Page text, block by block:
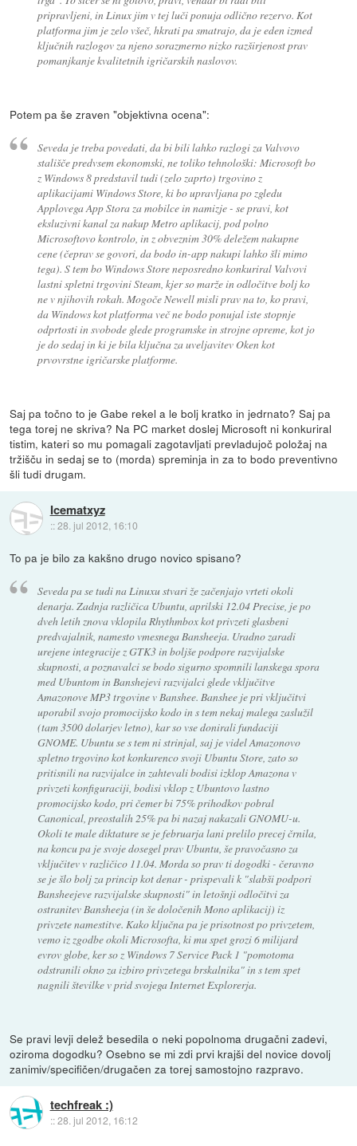
pripravljeni, in Linux jim v tej luči ponuja odlično rezervo. Kot
platforma jim je zelo všeč, hkrati pa smatrajo, da je eden izmed
ključnih razlogov za njeno sorazmerno nizko razširjenost prav
pomanjkanje kvalitetnih igričarskih naslovov.
Potem pa še zraven "objektivna ocena":
Seveda je treba povedati, da bi bili lahko razlogi za Valvovo
stališče predvsem ekonomski, ne toliko tehnološki: Microsoft bo
z Windows 8 predstavil tudi (zelo zaprto) trgovino z
aplikacijami Windows Store, ki bo upravljana po zgledu
Applovega App Stora za mobilce in namizje - se pravi, kot
eksluzivni kanal za nakup Metro aplikacij, pod polno
Microsoftovo kontrolo, in z obveznim 30% deležem nakupne
cene (čeprav se govori, da bodo in-app nakupi lahko šli mimo
tega). S tem bo Windows Store neposredno konkuriral Valvovi
lastni spletni trgovini Steam, kjer so marže in odločitve bolj ko
ne v njihovih rokah. Mogoče Newell misli prav na to, ko pravi,
da Windows kot platforma več ne bodo ponujal iste stopnje
odprtosti in svobode glede programske in strojne opreme, kot jo
je do sedaj in ki je bila ključna za uveljavitev Oken kot
prvovrstne igričarske platforme.
Saj pa točno to je Gabe rekel a le bolj kratko in jedrnato? Saj pa
tega torej ne skriva? Na PC market doslej Microsoft ni konkuriral
tistim, kateri so mu pomagali zagotavljati prevladujoč položaj na
tržišču in sedaj se to (morda) spreminja in za to bodo preventivno
šli tudi drugam.
Icematxyz
::28. jul 2012, 16:10
To pa je bilo za kakšno drugo novico spisano?
Seveda pa se tudi na Linuxu stvari že začenjajo vrteti okoli
denarja. Zadnja različica Ubuntu, aprilski 12.04 Precise, je po
dveh letih znova vklopila Rhythmbox kot privzeti glasbeni
predvajalnik, namesto vmesnega Bansheeja. Uradno zaradi
urejene integracije z GTK3 in boljše podpore razvijalske
skupnosti, a poznavalci se bodo sigurno spomnili lanskega spora
med Ubuntom in Banshejevi razvijalci glede vključitve
Amazonove MP3 trgovine v Banshee. Banshee je pri vključitvi
uporabil svojo promocijsko kodo in s tem nekaj malega zaslužil
(tam 3500 dolarjev letno), kar so vse donirali fundaciji
GNOME. Ubuntu se s tem ni strinjal, saj je videl Amazonovo
spletno trgovino kot konkurenco svoji Ubuntu Store, zato so
pritisnili na razvijalce in zahtevali bodisi izklop Amazona v
privzeti konfiguraciji, bodisi vklop z Ubuntovo lastno
promocijsko kodo, pri čemer bi 75% prihodkov pobral
Canonical, preostalih 25% pa bi nazaj nakazali GNOMU-u.
Okoli te male diktature se je februarja lani prelilo precej črnila,
na koncu pa je svoje dosegel prav Ubuntu, še pravočasno za
vključitev v različico 11.04. Morda so prav ti dogodki - čeravno
se je šlo bolj za princip kot denar - prispevali k "slabši podpori
Bansheejeve razvijalske skupnosti" in letošnji odločitvi za
ostranitev Bansheeja (in še določenih Mono aplikacij) iz
privzete namestitve. Kako ključna pa je prisotnost po privzetem,
vemo iz zgodbe okoli Microsofta, ki mu spet grozi 6 milijard
evrov globe, ker so z Windows 7 Service Pack 1 "pomotoma
odstranili okno za izbiro privzetega brskalnika" in s tem spet
nagnili številke v prid svojega Internet Explorerja.
Se pravi levji delež besedila o neki popolnoma drugačni zadevi,
oziroma dogodku? Osebno se mi zdi prvi krajši del novice dovolj
zanimiv/specifičen/drugačen za torej samostojno razpravo.
techfreak :)
::28. jul 2012, 16:12